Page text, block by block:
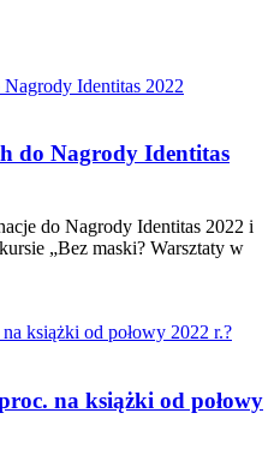
do Nagrody Identitas
do Nagrody Identitas 2022 i
„Bez maski? Warsztaty w
na książki od połowy